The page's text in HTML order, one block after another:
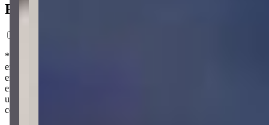
Ficha do Imóvel
*Preço estimado com base em análise de mercado, com caráter
exclusivamente informativo. Nos termos da lei nº 4.591/64, este
empreendimento somente poderá ser ofertado à venda a partir da
emissão do Registro da Incorporação. Os interessados em adquirir
unidades no futuro poderão formalizar o interesse através de um
contrato de reserva. As imagens são meramente ilustrativas.